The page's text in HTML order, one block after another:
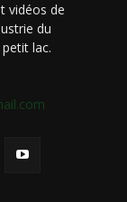
vidéos de
du
lac.